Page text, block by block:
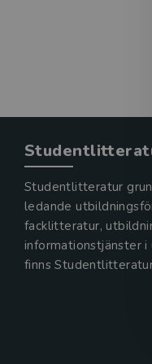
Studentlitteratur
ledande
facklitteratur,
informationstjänster i
finns Studentlitteratur